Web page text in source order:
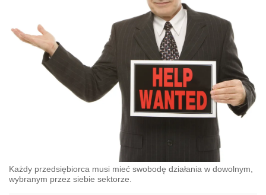
Każdy przedsiębiorca musi mieć swobodę działania w dowolnym,
wybranym przez siebie sektorze.